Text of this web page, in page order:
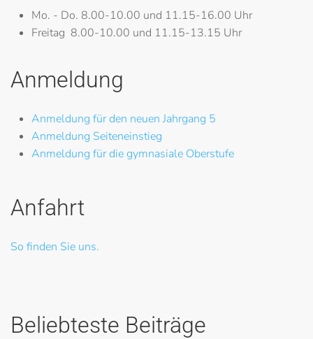
Mo. - Do. 8.00-10.00 und 11.15-16.00 Uhr
Freitag 8.00-10.00 und 11.15-13.15 Uhr
Anmeldung
Anmeldung für den neuen Jahrgang 5
Anmeldung Seiteneinstieg
Anmeldung für die gymnasiale Oberstufe
Anfahrt
So finden Sie uns.
Beliebteste Beiträge